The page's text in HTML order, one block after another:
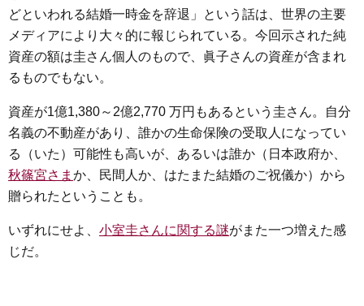
どといわれる結婚一時金を辞退」という話は、世界の主要
メディアにより大々的に報じられている。今回示された純
資産の額は圭さん個人のもので、眞子さんの資産が含まれ
るものでもない。
資産が1億1,380～2億2,770 万円もあるという圭さん。自分
名義の不動産があり、誰かの生命保険の受取人になってい
る（いた）可能性も高いが、あるいは誰か（日本政府か、
秋篠宮さま か、民間人か、はたまた結婚のご祝儀か）から
贈られたということも。
いずれにせよ、 小室圭さんに関する謎がまた一つ増えた感
じだ。